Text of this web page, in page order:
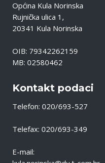
Općina Kula Norinska
Rujnička ulica 1,
20341 Kula Norinska
OIB: 79342262159
MB: 02580462
Kontakt podaci
Telefon: 020/693-527
Telefax: 020/693-349
E-mail: